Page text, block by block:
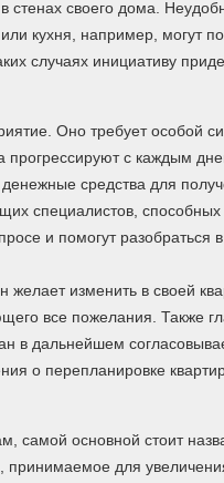
в стенах своего дома.
или кухня, например, могут
случаях инициативу
Оно требует особой
прогрессируют с каждым
средства для
специалистов,
и помогут разобраться
желает изменить в своей
все пожелания. Также
в дальнейшем
о перепланировке
самой основной стоит
принимаемое для